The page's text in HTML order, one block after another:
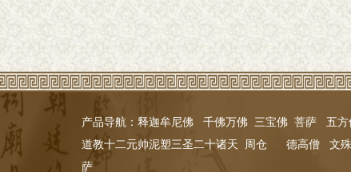
产品导航： 释迦牟尼佛 千佛万佛 三宝佛 菩萨 五方
德高僧
文
道教十二元帅泥塑三圣 二十诸天 周仓
萨